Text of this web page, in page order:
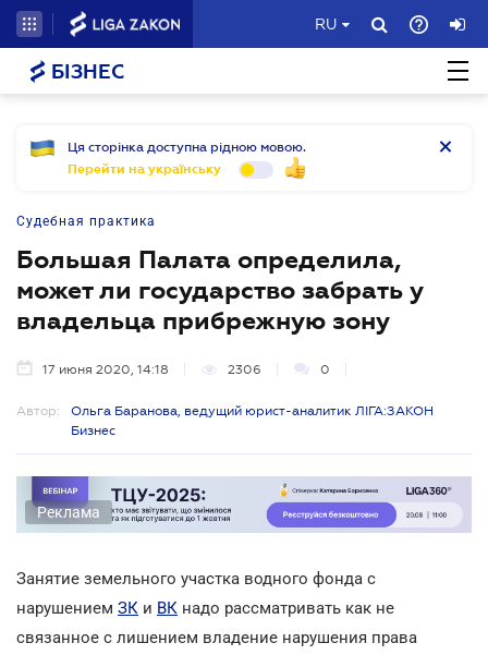
RU
БІЗНЕС
Ця сторінка доступна рідною мовою.
Перейти на українську
Судебная практика
Большая Палата определила,
может ли государство забрать у
владельца прибрежную зону
17 июня 2020, 14:18 2306 0
Автор:
Ольга Баранова, ведущий юрист-аналитик ЛІГА:ЗАКОН
Бизнес
Реклама
Занятие земельного участка водного фонда с
нарушением ЗК и ВК надо рассматривать как не
связанное с лишением владение нарушения права